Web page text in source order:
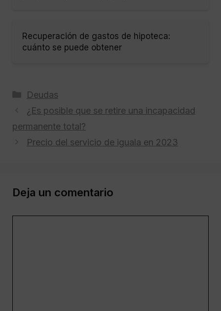
Recuperación de gastos de hipoteca:
cuánto se puede obtener
Categorías
Deudas
¿Es posible que se retire una incapacidad
permanente total?
Precio del servicio de iguala en 2023
Deja un comentario